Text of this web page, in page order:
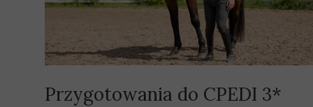
Przygotowania do CPEDI 3*